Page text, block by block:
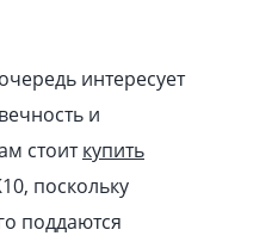
интересует
и
стоиткупить
поскольку
поддаются